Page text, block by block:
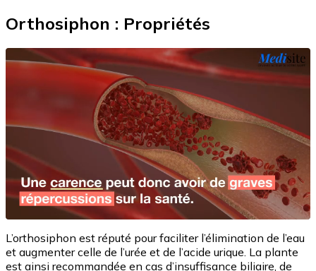
Orthosiphon : Propriétés
L’orthosiphon est réputé pour faciliter l’élimination de l’eau
et augmenter celle de l’urée et de l’acide urique. La plante
est ainsi recommandée en cas d’insuffisance biliaire, de